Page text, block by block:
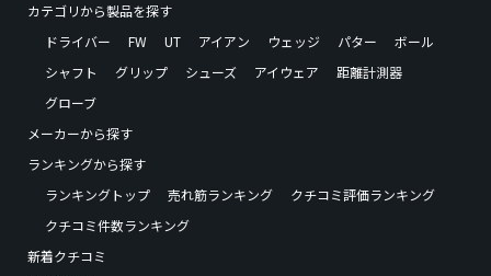
カテゴリから製品を探す
ドライバー
FW UT アイアン ウェッジ パター
ボール
シャフト
グリップ シューズ アイウェア
距離計測器
グローブ
メーカーから探す
ランキングから探す
ランキングトップ
売れ筋ランキング
クチコミ評価ランキング
クチコミ件数ランキング
新着クチコミ